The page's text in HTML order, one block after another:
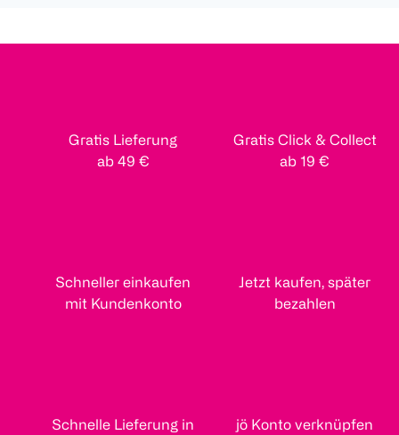
Gratis Lieferung
ab 49 €
Gratis Click & Collect
ab 19 €
Schneller einkaufen
mit Kundenkonto
Jetzt kaufen, später
bezahlen
Schnelle Lieferung in
jö Konto verknüpfen